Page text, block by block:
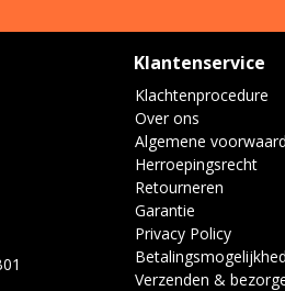
Klantenservice
Klachtenprocedure
Over ons
Algemene
Herroepingsrecht
Retourneren
Garantie
Privacy Policy
Verzenden &